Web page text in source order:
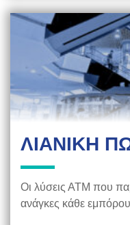
ΛΙΑΝΙΚΗ
Οι λύσεις ΑΤΜ που
ανάγκες κάθε